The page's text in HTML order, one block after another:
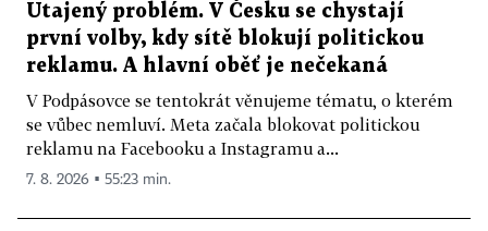
Utajený problém. V Česku se chystají
první volby, kdy sítě blokují politickou
reklamu. A hlavní oběť je nečekaná
V Podpásovce se tentokrát věnujeme tématu, o kterém
se vůbec nemluví. Meta začala blokovat politickou
reklamu na Facebooku a Instagramu a...
7. 8. 2026 ▪ 55:23 min.